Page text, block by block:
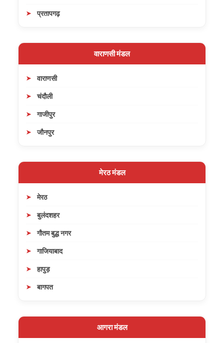
प्रतापगढ़
वाराणसी मंडल
वाराणसी
चंदौली
गाजीपुर
जौनपुर
मेरठ मंडल
मेरठ
बुलंदशहर
गौतम बुद्ध नगर
गाजियाबाद
हापुड़
बागपत
आगरा मंडल